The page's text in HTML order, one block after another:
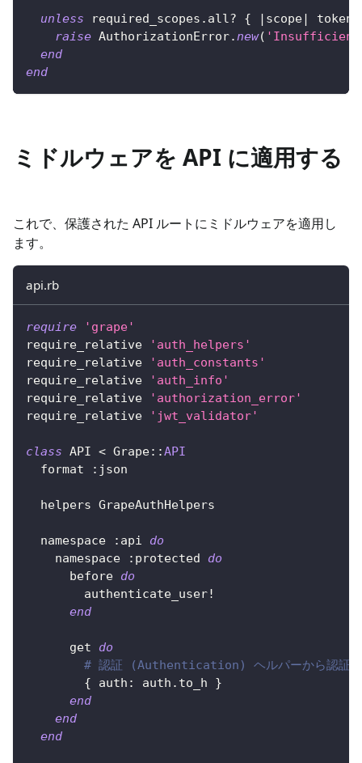
unless required_scopes . all ? { | scope|
raise AuthorizationError. new( 'Insufficient
end
end
ミドルウェアを API に適用する
これで、保護された API ルートにミドルウェアを適用し
ます。
api.rb
require
'grape'
require_relative
'auth_helpers'
require_relative
'auth_constants'
require_relative
'auth_info'
require_relative
'authorization_error'
require_relative
'jwt_validator'
class API < Grape::API
  format
:json
  helpers GrapeAuthHelpers
  namespace
:api
do
    namespace
:protected
do
      before
do
        authenticate_user
!
end
      get
do
# 認証 (Authentication) ヘルパーから認証情
{
auth : auth . to_h }
end
end
end